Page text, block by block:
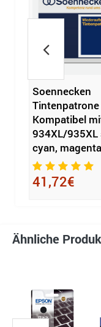
Soennecken
Tintenpatrone
Kompatibel
934XL/935XL
cyan,
41,72€
Ähnliche